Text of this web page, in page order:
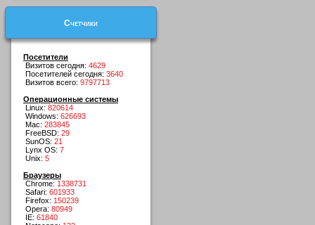
Счетчики
Посетители
Визитов сегодня: 4629
Посетителей сегодня: 3640
Визитов всего: 9797713
Операционные системы
Linux: 820614
Windows: 626693
Mac: 283845
FreeBSD: 29
SunOS: 21
Lynx OS: 7
Unix: 5
Браузеры
Chrome: 1338731
Safari: 601933
Firefox: 150239
Opera: 80949
IE: 61840